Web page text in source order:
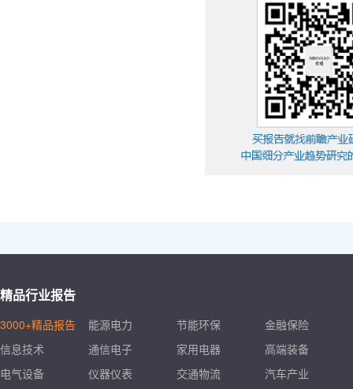
精品行业报告
3000+精品报告 能源电力 节能环保
金融保险
信息技术
通信电子 家用电器
高端装备
电气设备
仪器仪表 交通物流
汽车产业